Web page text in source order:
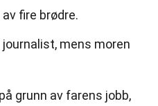
fire brødre.
mens moren
grunn av farens jobb,